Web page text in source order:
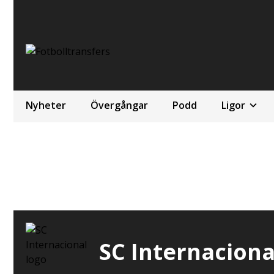
Nyheter Övergångar Podd Ligor
SC